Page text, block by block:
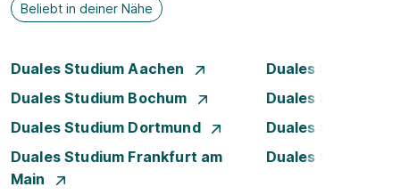
Beliebt in deiner Nähe
Duales Studium Aachen
Duales Studium
Duales Studium Bochum
Duales Studium
Duales Studium Dortmund
Duales Studium
Duales Studium Frankfurt am
Main
Duales Studium